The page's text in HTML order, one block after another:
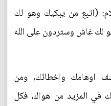
(اتبع من يبكيك وهو لك
لك غاش وستردون على الله
اوهامك واخطائك، ومن
في المزيد من هواك، فكل